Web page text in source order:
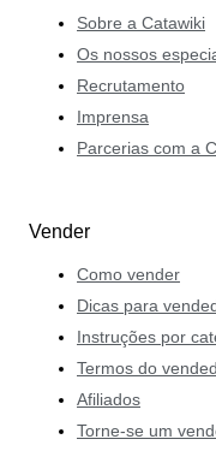
Sobre a Catawiki
Os nossos
Recrutamento
Imprensa
Parcerias com a
Vender
Como vender
Dicas para
Instruções por
Termos do
Afiliados
Torne-se um